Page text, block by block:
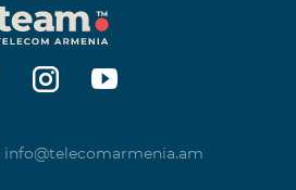
info@telecomarmenia.am